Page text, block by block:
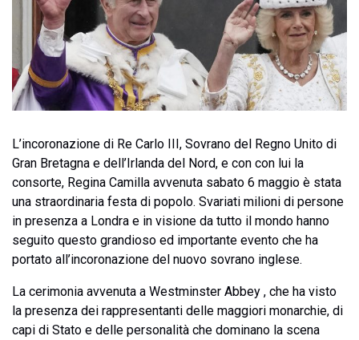
L’incoronazione di Re Carlo III, Sovrano del Regno Unito di
Gran Bretagna e dell’Irlanda del Nord, e con con lui la
consorte, Regina Camilla avvenuta sabato 6 maggio è stata
una straordinaria festa di popolo. Svariati milioni di persone
in presenza a Londra e in visione da tutto il mondo hanno
seguito questo grandioso ed importante evento che ha
portato all’incoronazione del nuovo sovrano inglese.
La cerimonia avvenuta a Westminster Abbey , che ha visto
la presenza dei rappresentanti delle maggiori monarchie, di
capi di Stato e delle personalità che dominano la scena